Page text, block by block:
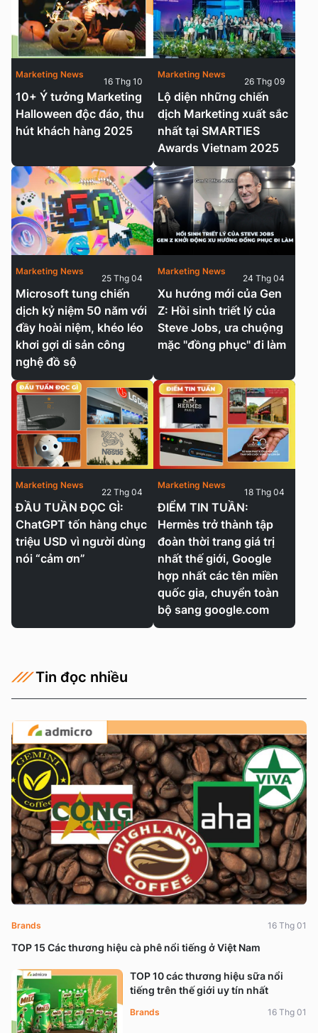
10+ Ý tưởng Marketing
Halloween độc đáo, thu
hút khách hàng 2025
Marketing News
16 Thg 10
Lộ diện những chiến
dịch Marketing xuất sắc
nhất tại SMARTIES
Awards Vietnam 2025
Marketing News
26 Thg 09
Microsoft tung chiến
dịch kỷ niệm 50 năm với
đầy hoài niệm, khéo léo
khơi gợi di sản công
nghệ đồ sộ
Marketing News
25 Thg 04
Xu hướng mới của Gen
Z: Hồi sinh triết lý của
Steve Jobs, ưa chuộng
mặc "đồng phục" đi làm
Marketing News
24 Thg 04
ĐẦU TUẦN ĐỌC GÌ:
ChatGPT tốn hàng chục
triệu USD vì người dùng
nói “cảm ơn”
Marketing News
22 Thg 04
ĐIỂM TIN TUẦN:
Hermès trở thành tập
đoàn thời trang giá trị
nhất thế giới, Google
hợp nhất các tên miền
quốc gia, chuyển toàn
bộ sang google.com
Marketing News
18 Thg 04
Tin đọc nhiều
TOP 15 Các thương hiệu cà phê nổi tiếng ở Việt Nam
Brands 16 Thg 01
TOP 10 các thương hiệu sữa nổi
tiếng trên thế giới uy tín nhất
Brands 16 Thg 01